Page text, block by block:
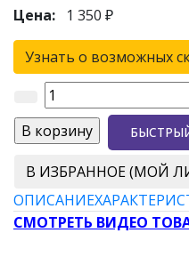
Цена: 1 350 ₽
Узнать о возможных
В ИЗБРАННОЕ (МОЙ
ОПИСАНИЕ
СМОТРЕТЬ ВИДЕО